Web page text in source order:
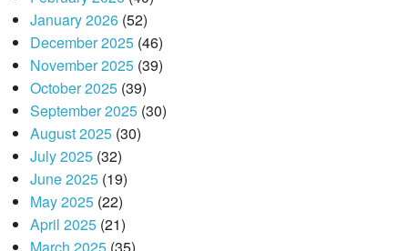
January 2026(52)
December 2025(46)
November 2025(39)
October 2025(39)
September 2025(30)
August 2025(30)
July 2025(32)
June 2025(19)
May 2025(22)
April 2025(21)